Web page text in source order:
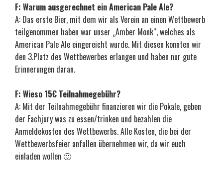
F: Warum ausgerechnet ein American Pale Ale?
A: Das erste Bier, mit dem wir als Verein an einen Wettbewerb
teilgenommen haben war unser „Amber Monk“, welches als
American Pale Ale eingereicht wurde. Mit diesen konnten wir
den 3.Platz des Wettbewerbes erlangen und haben nur gute
Erinnerungen daran.
F: Wieso 15€ Teilnahmegebühr?
A: Mit der Teilnahmegebühr finanzieren wir die Pokale, geben
der Fachjury was zu essen/trinken und bezahlen die
Anmeldekosten des Wettbewerbs. Alle Kosten, die bei der
Wettbewerbsfeier anfallen übernehmen wir, da wir euch
einladen wollen 🙂